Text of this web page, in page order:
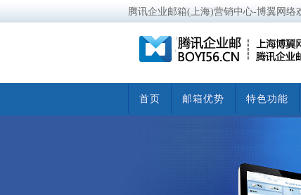
腾讯企业邮箱(上海)营销中心-博翼网络
首页 邮箱优势 特色功能